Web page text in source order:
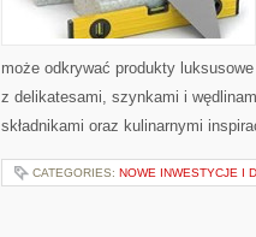
może odkrywać produkty
z delikatesami, szynkami i
składnikami oraz kulinarnymi
CATEGORIES: NOWE INWESTYCJE I